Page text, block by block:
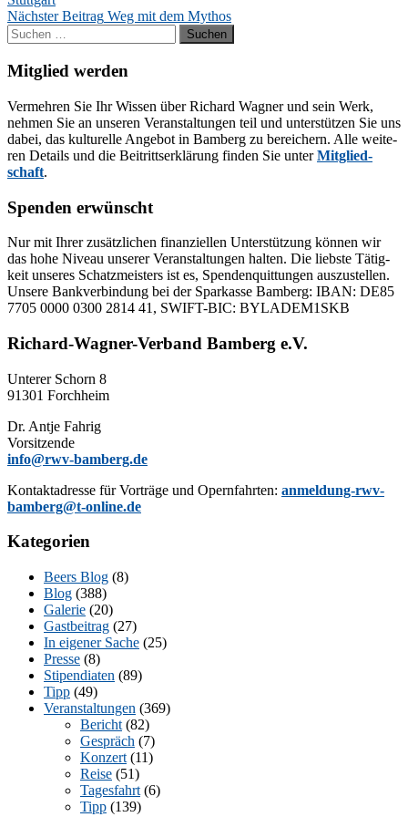
Nächster Beitrag Weg mit dem Mythos
Suchen
nach:
Mitglied werden
Ver­meh­ren Sie Ihr Wis­sen über Ri­chard Wag­ner und sein Werk,
neh­men Sie an un­se­ren Ver­an­stal­tun­gen teil und un­ter­stüt­zen Sie uns
da­bei, das kul­tu­rel­le An­ge­bot in Bam­berg zu be­rei­chern. Alle wei­te­
ren De­tails und die Bei­tritts­er­klä­rung fin­den Sie un­terMit­glied­
schaft.
Spenden erwünscht
Nur mit Ih­rer zu­sätz­li­chen fi­nan­zi­el­len Un­ter­stüt­zung kön­nen wir
das hohe Ni­veau un­se­rer Ver­an­stal­tun­gen hal­ten. Die liebs­te Tä­tig­
keit un­se­res Schatz­meis­ters ist es, Spen­den­quit­tun­gen aus­zu­stel­len.
Un­se­re Bank­ver­bin­dung bei der Spar­kas­se Bam­berg: IBAN: DE85
7705 0000 0300 2814 41, SWIFT-BIC: BYLADEM1SKB
Richard-Wagner-Verband Bamberg e.V.
Un­te­rer Schorn 8
91301 Forchheim
Dr. Ant­je Fahrig
Vorsitzende
info@rwv-bamberg.de
Kon­takt­adres­se für Vor­trä­ge und Opern­fahr­ten: anmeldung-rwv-
bamberg@t-online.de
Kategorien
Beers Blog (8)
Blog (388)
Galerie (20)
Gastbeitrag (27)
In eigener Sache (25)
Presse (8)
Stipendiaten (89)
Tipp (49)
Veranstaltungen (369)
Bericht (82)
Gespräch (7)
Konzert (11)
Reise (51)
Tagesfahrt (6)
Tipp (139)